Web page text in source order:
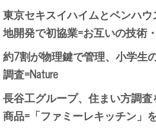
東京セキスイハイムとベンハ
地開発で初協業=お互いの技術
約7割が物理鍵で管理、小学生
調査=Nature
長谷工グループ、住まい方調
商品=「ファミーレキッチン」